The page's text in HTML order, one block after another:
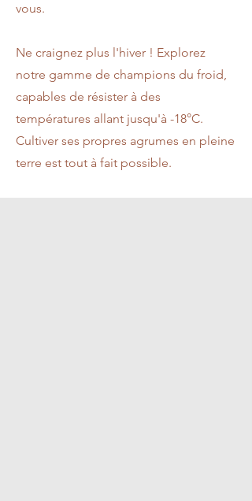
vous.
Ne craignez plus l'hiver ! Explorez
notre gamme de champions du froid,
capables de résister à des
températures allant jusqu'à -18°C.
Cultiver ses propres agrumes en pleine
terre est tout à fait possible.